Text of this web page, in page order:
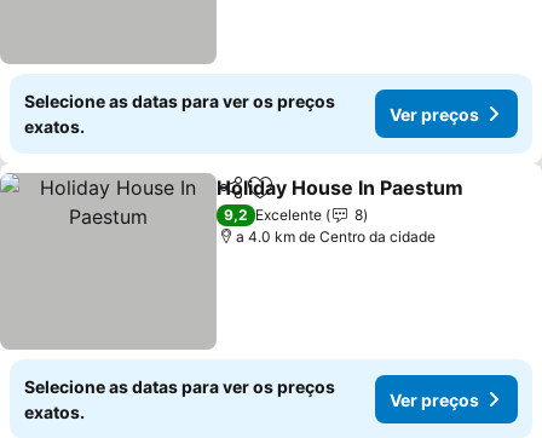
Selecione as datas para ver os preços
exatos.
Ver preços
PartilharAdicionar aos favoritos
Holiday House In Paestum
9,2 Excelente
8
a 4.0 km de Centro da cidade
Selecione as datas para ver os preços
exatos.
Ver preços